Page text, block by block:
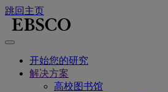
跳回主页
开始您的研究
解决方案
高校图书馆